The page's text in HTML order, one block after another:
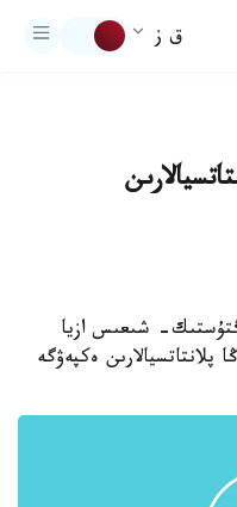
ق ز
شىعىس ازيا
ەكپەۋگە